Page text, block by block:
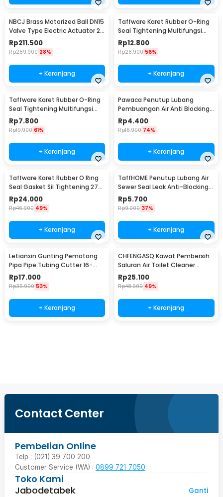
NBCJ Brass Motorized Ball DN15
Valve Type Electric Actuator 2
Way - DY-303
Rp211.500
Rp289.900 28%
+ Keranjang
Taffware Karet Rubber O-Ring
Seal Tightening Multifungsi
200 PCS - E436
Rp12.800
Rp28.900 56%
+ Keranjang
Taffware Karet Rubber O-Ring
Seal Tightening Multifungsi
250 PCS - E436
Rp7.800
Rp19.900 61%
+ Keranjang
Pawaca Penutup Lubang
Pembuangan Air Anti Blocking
Cover - SJ225
Rp4.400
Rp16.900 74%
+ Keranjang
Taffware Karet Rubber O Ring
Seal Gasket Sil Tightening 270
PCS - W-8085
Rp24.000
Rp46.900 49%
+ Keranjang
TaffHOME Penutup Lubang Air
Sewer Seal Leak Anti-Blocking
Filter Cover - SJ226
Rp5.700
Rp9.000 37%
+ Keranjang
Letianxin Gunting Pemotong
Pipa Pipe Tubing Cutter 16-
32mm - PR16
Rp17.000
Rp35.900 53%
+ Keranjang
CHFENGASQ Kawat Pembersih
Saluran Air Toilet Cleaner
Dredger Blockage 3M - CHF1
Rp25.100
Rp48.900 49%
+ Keranjang
Contact Center
Pembelian Online
Telp : (021) 39 700 200
Customer Service (WA) : 0899 721 7050
Toko Kami
Jabodetabek
Ganti